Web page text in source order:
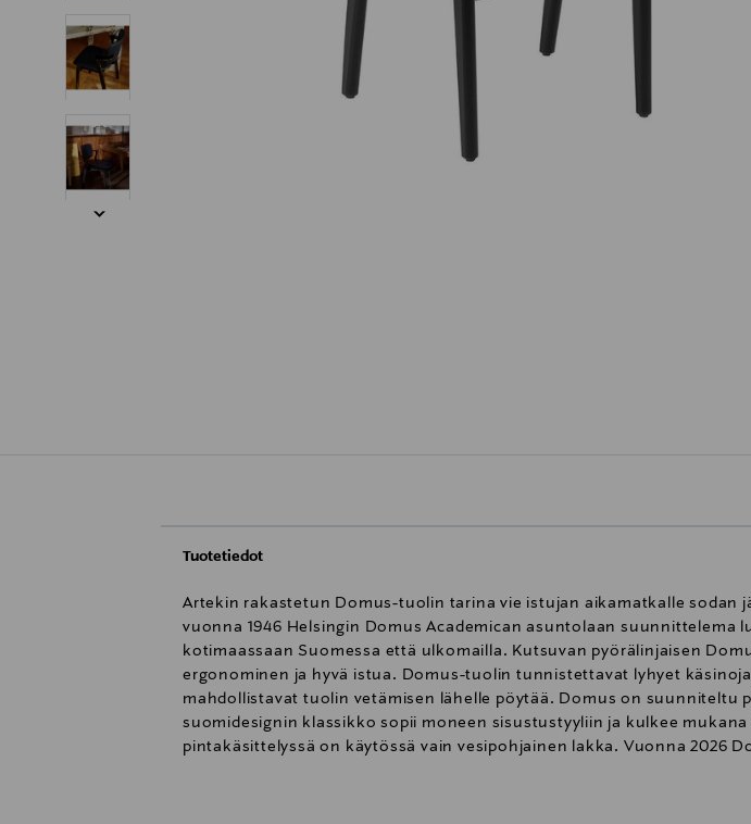
Tuotetiedot
Artekin rakastetun Domus-tuolin tarina vie istujan aikamatkalle sodan
vuonna 1946 Helsingin Domus Academican asuntolaan
kotimaassaan Suomessa että ulkomailla. Kutsuvan pyörälinjaisen
ergonominen ja hyvä istua. Domus-tuolin tunnistettavat lyhyet
mahdollistavat tuolin vetämisen lähelle pöytää. Domus on
suomidesignin klassikko sopii moneen sisustustyyliin ja kulkee
pintakäsittelyssä on käytössä vain vesipohjainen lakka. Vuonna 2026
kuitenkin muuttumattomana. Tuoli valmistetaan Suomessa